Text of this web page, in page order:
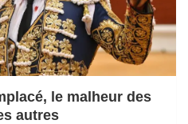
le malheur des
autres